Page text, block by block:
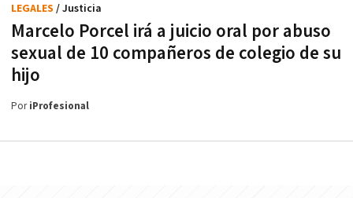
Marcelo Porcel irá a juicio oral por abuso
sexual de 10 compañeros de colegio de su
hijo
LEGALES / Justicia
PoriProfesional